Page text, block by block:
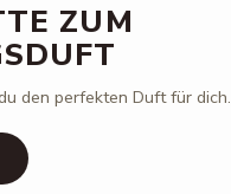
ZUM
den perfekten Duft für dich.